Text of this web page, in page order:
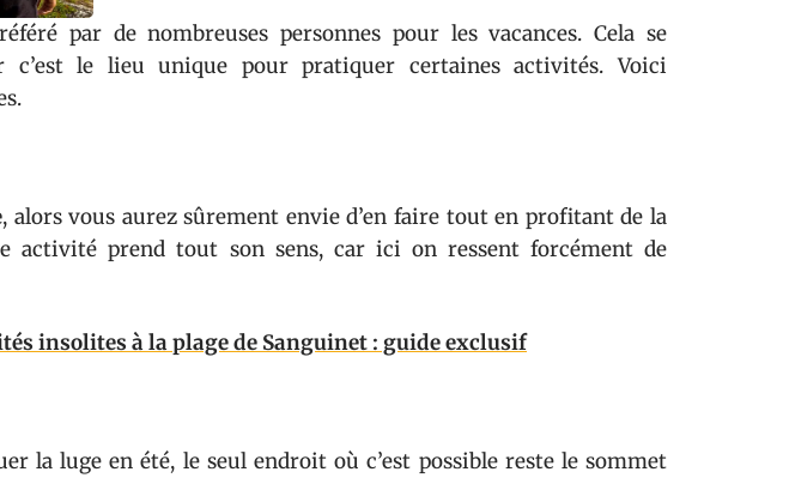
par de nombreuses personnes pour les vacances. Cela se
c’est le lieu unique pour pratiquer certaines activités. Voici
, alors vous aurez sûrement envie d’en faire tout en profitant de la
activité prend tout son sens, car ici on ressent forcément de
insolites à la plage de Sanguinet : guide exclusif
la luge en été, le seul endroit où c’est possible reste le sommet